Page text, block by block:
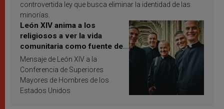
controvertida ley que busca eliminar la identidad de las
minorías.
León XIV anima a los
religiosos a ver la vida
comunitaria como fuente de
inspiración y santificación
Mensaje de León XIV a la
Conferencia de Superiores
Mayores de Hombres de los
Estados Unidos